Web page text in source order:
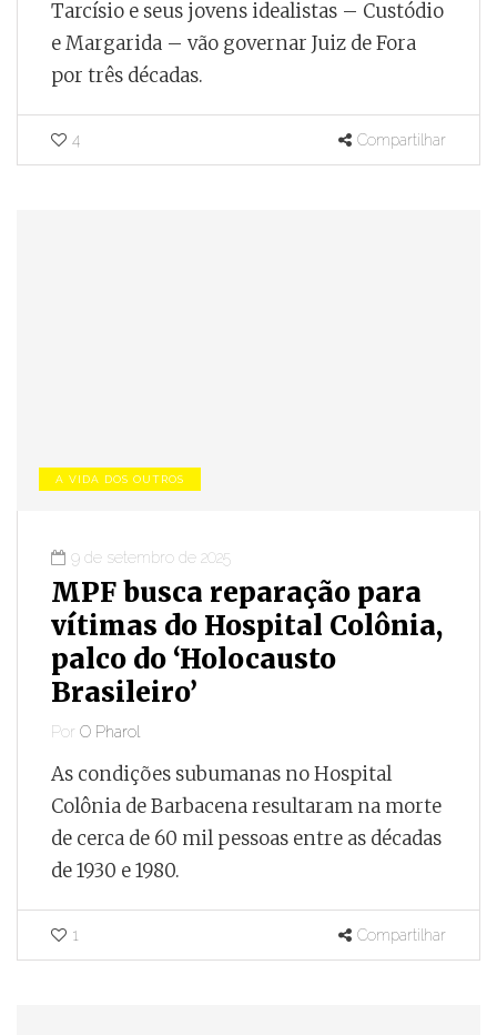
Tarcísio e seus jovens idealistas – Custódio
e Margarida – vão governar Juiz de Fora
por três décadas.
4 Compartilhar
A VIDA DOS OUTROS
9 de setembro de 2025
MPF busca reparação para
vítimas do Hospital Colônia,
palco do ‘Holocausto
Brasileiro’
Por O Pharol
As condições subumanas no Hospital
Colônia de Barbacena resultaram na morte
de cerca de 60 mil pessoas entre as décadas
de 1930 e 1980.
1 Compartilhar